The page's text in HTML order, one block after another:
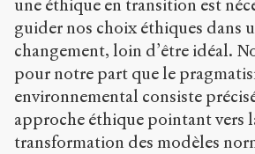
une éthique en transition est
guider nos choix éthiques dans
changement, loin d’être idéal.
pour notre part que le
environnemental consiste
approche éthique pointant vers
transformation des modèles